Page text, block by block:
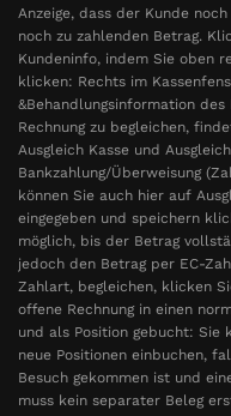
Anzeige, dass der Kunde
noch zu zahlenden Betrag.
Kundeninfo, indem Sie oben
klicken: Rechts im
&Behandlungsinformation
Rechnung zu begleichen,
Ausgleich Kasse und
Bankzahlung/Überweisung
können Sie auch hier auf
eingegeben und speichern
möglich, bis der Betrag
jedoch den Betrag per EC-
Zahlart, begleichen, klicken
offene Rechnung in einen
und als Position gebucht: Sie
neue Positionen einbuchen,
Besuch gekommen ist und
muss kein separater Beleg